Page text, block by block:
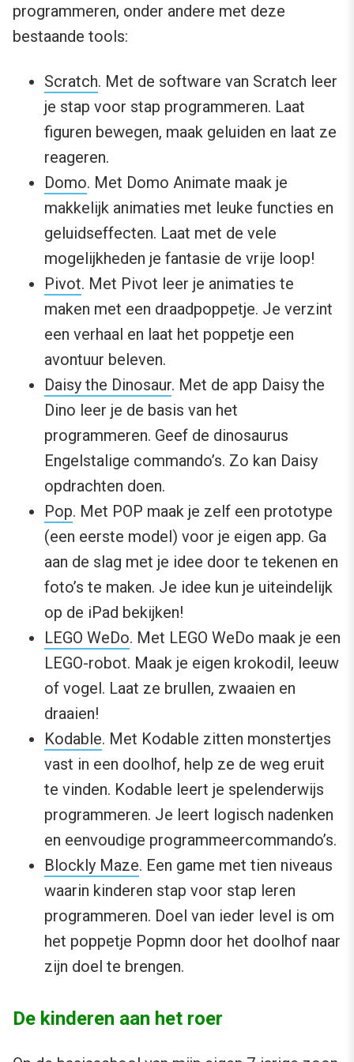
programmeren, onder andere met deze
bestaande tools:
Scratch. Met de software van Scratch leer
je stap voor stap programmeren. Laat
figuren bewegen, maak geluiden en laat ze
reageren.
Domo. Met Domo Animate maak je
makkelijk animaties met leuke functies en
geluidseffecten. Laat met de vele
mogelijkheden je fantasie de vrije loop!
Pivot. Met Pivot leer je animaties te
maken met een draadpoppetje. Je verzint
een verhaal en laat het poppetje een
avontuur beleven.
Daisy the Dinosaur. Met de app Daisy the
Dino leer je de basis van het
programmeren. Geef de dinosaurus
Engelstalige commando’s. Zo kan Daisy
opdrachten doen.
Pop. Met POP maak je zelf een prototype
(een eerste model) voor je eigen app. Ga
aan de slag met je idee door te tekenen en
foto’s te maken. Je idee kun je uiteindelijk
op de iPad bekijken!
LEGO WeDo. Met LEGO WeDo maak je een
LEGO-robot. Maak je eigen krokodil, leeuw
of vogel. Laat ze brullen, zwaaien en
draaien!
Kodable. Met Kodable zitten monstertjes
vast in een doolhof, help ze de weg eruit
te vinden. Kodable leert je spelenderwijs
programmeren. Je leert logisch nadenken
en eenvoudige programmeercommando’s.
Blockly Maze. Een game met tien niveaus
waarin kinderen stap voor stap leren
programmeren. Doel van ieder level is om
het poppetje Popmn door het doolhof naar
zijn doel te brengen.
De kinderen aan het roer